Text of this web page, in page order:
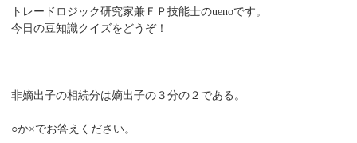
トレードロジック研究家兼ＦＰ技能士のuenoです。
今日の豆知識クイズをどうぞ！
非嫡出子の相続分は嫡出子の３分の２である。
○か×でお答えください。